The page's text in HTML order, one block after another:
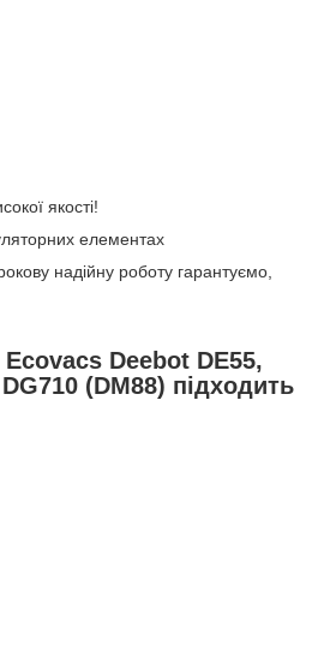
якості!
елементах
надійну роботу гарантуємо,
Deebot DE55,
(DM88) підходить